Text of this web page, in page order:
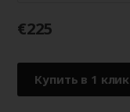
€225
Купить в 1 клик